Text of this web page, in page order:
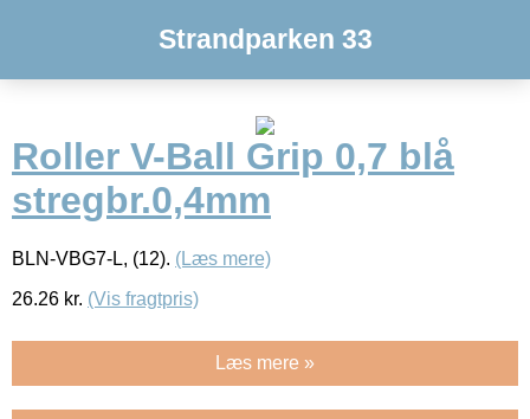
Strandparken 33
Roller V-Ball Grip 0,7 blå
stregbr.0,4mm
BLN-VBG7-L, (12). (Læs mere)
26.26 kr. (Vis fragtpris)
Læs mere »